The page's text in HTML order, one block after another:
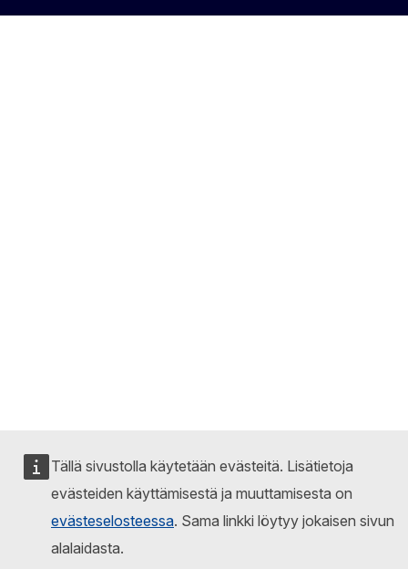
Tällä sivustolla käytetään evästeitä. Lisätietoja
evästeiden käyttämisestä ja muuttamisesta on
evästeselosteessa. Sama linkki löytyy jokaisen sivun
alalaidasta.